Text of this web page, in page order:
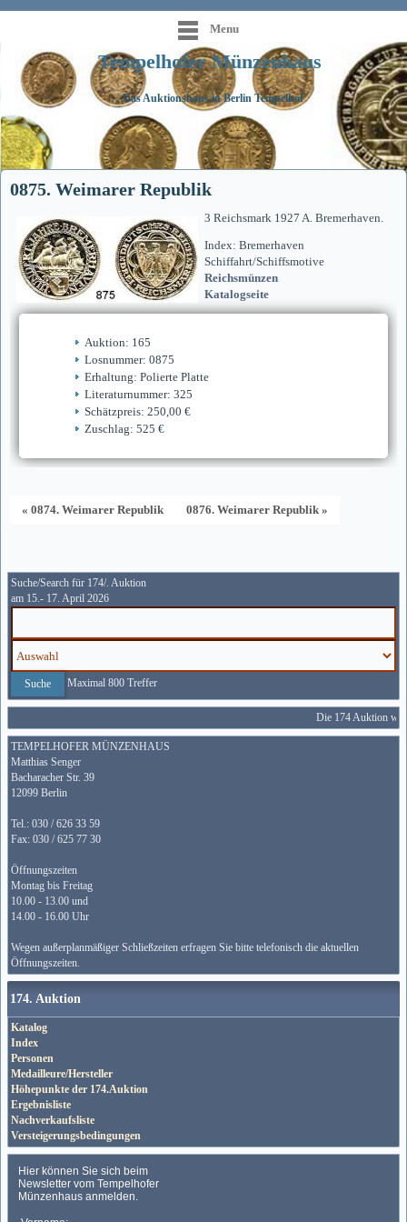
Menu
Tempelhofer Münzenhaus
Das Auktionshaus in Berlin Tempelhof
0875. Weimarer Republik
3 Reichsmark 1927 A. Bremerhaven.
Index: Bremerhaven
Schiffahrt/Schiffsmotive
Reichsmünzen
Katalogseite
Auktion: 165
Losnummer: 0875
Erhaltung: Polierte Platte
Literaturnummer: 325
Schätzpreis: 250,00 €
Zuschlag: 525 €
« 0874. Weimarer Republik 0876. Weimarer Republik »
Suche/Search für 174/. Auktion
am 15.- 17. April 2026
Maximal 800 Treffer
Die 174 Auktion
TEMPELHOFER MÜNZENHAUS
Matthias Senger
Bacharacher Str. 39
12099 Berlin
Tel.: 030 / 626 33 59
Fax: 030 / 625 77 30
Öffnungszeiten
Montag bis Freitag
10.00 - 13.00 und
14.00 - 16.00 Uhr
Wegen außerplanmäßiger Schließzeiten erfragen Sie bitte telefonisch die aktuellen
Öffnungszeiten.
174. Auktion
Katalog
Index
Personen
Medailleure/Hersteller
Höhepunkte der 174.Auktion
Ergebnisliste
Nachverkaufsliste
Versteigerungsbedingungen